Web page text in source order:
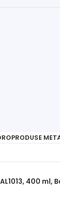
PRODUSE
400 ml,